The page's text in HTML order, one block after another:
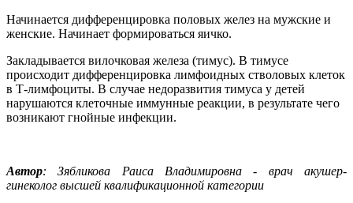
Начинается дифференцировка половых желез на мужские и
женские. Начинает формироваться яичко.
Закладывается вилочковая железа (тимус). В тимусе
происходит дифференцировка лимфоидных стволовых клеток
в Т-лимфоциты. В случае недоразвития тимуса у детей
нарушаются клеточные иммунные реакции, в результате чего
возникают гнойные инфекции.
Автор: Зябликова Раиса Владимировна - врач акушер-
гинеколог высшей квалификационной категории